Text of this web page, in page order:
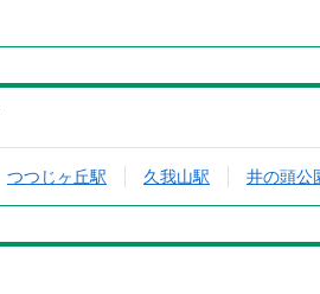
つつじヶ丘駅 久我山駅 井の頭公